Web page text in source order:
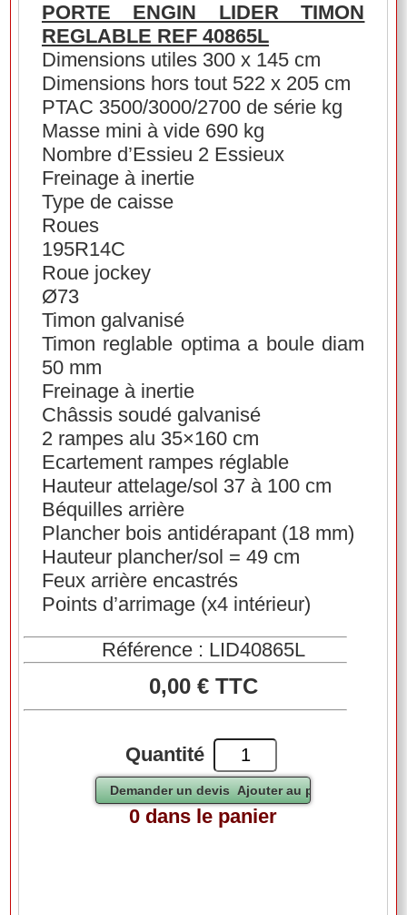
PORTE ENGIN LIDER TIMON
REGLABLE REF 40865L
Dimensions utiles 300 x 145 cm
Dimensions hors tout 522 x 205 cm
PTAC 3500/3000/2700 de série kg
Masse mini à vide 690 kg
Nombre d’Essieu 2 Essieux
Freinage à inertie
Type de caisse
Roues
195R14C
Roue jockey
Ø73
Timon galvanisé
Timon reglable optima a boule diam
50 mm
Freinage à inertie
Châssis soudé galvanisé
2 rampes alu 35×160 cm
Ecartement rampes réglable
Hauteur attelage/sol 37 à 100 cm
Béquilles arrière
Plancher bois antidérapant (18 mm)
Hauteur plancher/sol = 49 cm
Feux arrière encastrés
Points d’arrimage (x4 intérieur)
Référence : LID40865L
0,00 € TTC
Quantité
0 dans le panier